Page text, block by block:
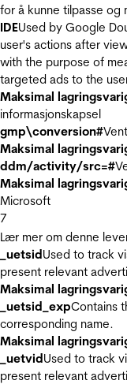
for å kunne tilpasse og
IDEUsed by Google
user's actions after
with the purpose of
targeted ads to the
Maksimal
informasjonskapsel
gmp\conversion#
Maksimal
ddm/activity/src=#
Maksimal
Microsoft
7
Lær mer om denne
_uetsidUsed to track
present relevant
Maksimal
_uetsid_expContains
corresponding name.
Maksimal
_uetvidUsed to track
present relevant